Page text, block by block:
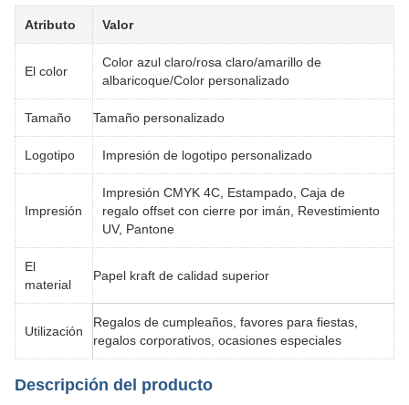
Atributo Valor
El color
Color azul claro/rosa claro/amarillo de
albaricoque/Color personalizado
Tamaño Tamaño personalizado
Logotipo Impresión de logotipo personalizado
Impresión
Impresión CMYK 4C, Estampado, Caja de
regalo offset con cierre por imán, Revestimiento
UV, Pantone
El
material
Papel kraft de calidad superior
Utilización
Regalos de cumpleaños, favores para fiestas,
regalos corporativos, ocasiones especiales
Descripción del producto